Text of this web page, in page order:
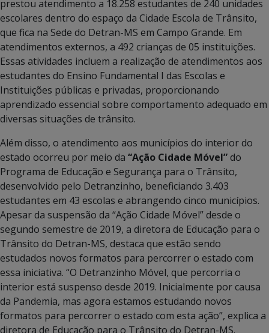
prestou atendimento a 18.258 estudantes de 240 unidades
escolares dentro do espaço da Cidade Escola de Trânsito,
que fica na Sede do Detran-MS em Campo Grande. Em
atendimentos externos, a 492 crianças de 05 instituições.
Essas atividades incluem a realização de atendimentos aos
estudantes do Ensino Fundamental I das Escolas e
Instituições públicas e privadas, proporcionando
aprendizado essencial sobre comportamento adequado em
diversas situações de trânsito.
Além disso, o atendimento aos municípios do interior do
estado ocorreu por meio da “Ação Cidade Móvel”do
Programa de Educação e Segurança para o Trânsito,
desenvolvido pelo Detranzinho, beneficiando 3.403
estudantes em 43 escolas e abrangendo cinco municípios.
Apesar da suspensão da “Ação Cidade Móvel” desde o
segundo semestre de 2019, a diretora de Educação para o
Trânsito do Detran-MS, destaca que estão sendo
estudados novos formatos para percorrer o estado com
essa iniciativa. “O Detranzinho Móvel, que percorria o
interior está suspenso desde 2019. Inicialmente por causa
da Pandemia, mas agora estamos estudando novos
formatos para percorrer o estado com esta ação”, explica a
diretora de Educação para o Trânsito do Detran-MS.